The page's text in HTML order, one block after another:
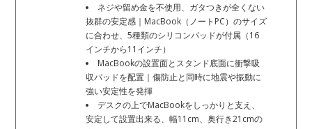
ネジや留め金を不使用、ガタつきが全くない
抜群の安定感｜MacBook（ノートPC）のサイズ
に合わせ、5種類のシリコンパッドが付属（16
インチから11インチ）
MacBookの設置面とスタンド底面に衝撃吸
収パッドを配置｜傷防止と同時に地震や振動に
強い安定性を発揮
デスクの上でMacBookをしっかりと支え、
安定して設置出来る、幅11cm、奥行き21cmの